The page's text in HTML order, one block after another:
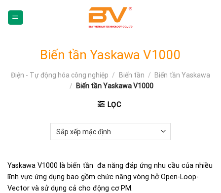
Biến tần Yaskawa V1000
Điện - Tự động hóa công nghiệp / Biến tần /
Biến tần Yaskawa
/
Biến tần Yaskawa V1000
LỌC
Yaskawa V1000 là biến tần đa năng đáp ứng nhu cầu của nhiều
lĩnh vực ứng dụng bao gồm chức năng vòng hở Open-Loop-
Vector và sử dụng cả cho động cơ PM.